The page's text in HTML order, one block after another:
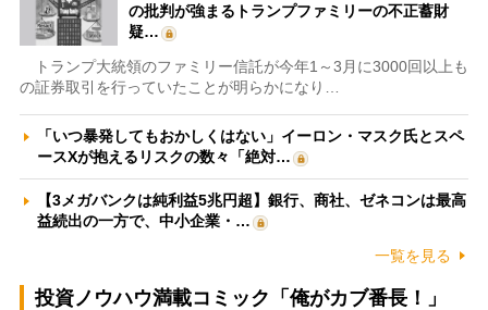
の批判が強まるトランプファミリーの不正蓄財
疑…
トランプ大統領のファミリー信託が今年1～3月に3000回以上も
の証券取引を行っていたことが明らかになり…
「いつ暴発してもおかしくはない」イーロン・マスク氏とスペ
ースXが抱えるリスクの数々「絶対…
【3メガバンクは純利益5兆円超】銀行、商社、ゼネコンは最高
益続出の一方で、中小企業・…
一覧を見る
投資ノウハウ満載コミック「俺がカブ番長！」